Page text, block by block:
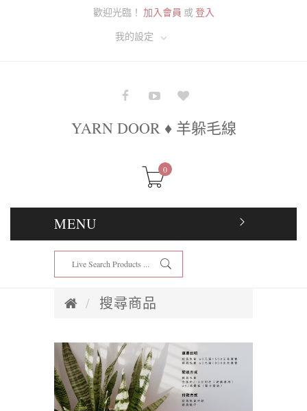
歡迎光臨！ 加入會員 或登入
我的設定
YARN DOOR ♦ 羊躲毛線
0
MENU
搜尋商品